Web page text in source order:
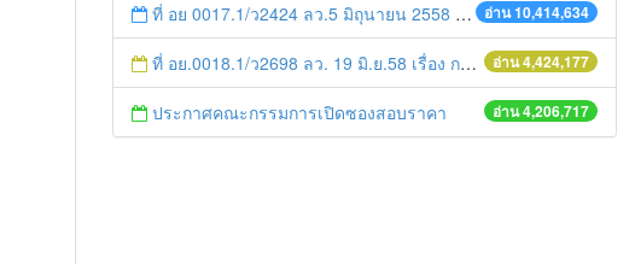
อ่าน 10,414,634
ที่ อย 0017.1/ว2424 ลว.5 มิถุนายน 2558 เรื่อง แจ้งกำหนดตรวจประเมินและให้คะแนนหน่วยงานที่สมัครเข้าร่วมโครงการพัฒนาหน่วยงานต้นแบบในการจัดตั้งศูนย์ข้อมูลข่าวสารของราชการฯ ประจำปีงบประมาณ พ.ศ. 2558
อ่าน 4,424,177
ที่ อย.0018.1/ว2698 ลว. 19 มิ.ย.58 เรื่อง การแก้ไขปัญหาหนี้สินให้แก่เกษตรกร
อ่าน 4,206,717
ประกาศคณะกรรมการเปิดซองสอบราคา